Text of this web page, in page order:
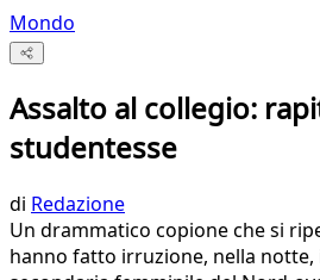
Mondo
Assalto al collegio:
studentesse
di Redazione
Un drammatico copione che si
hanno fatto irruzione, nella notte,